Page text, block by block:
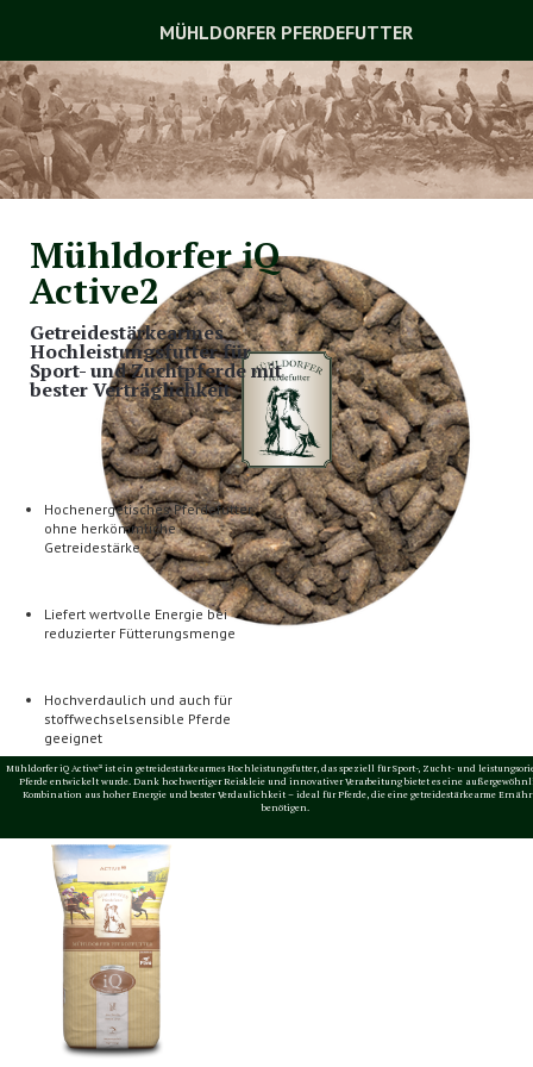
MÜHLDORFER PFERDEFUTTER
Mühldorfer iQ
Active2
Getreidestärkearmes
Hochleistungsfutter für
Sport- und Zuchtpferde mit
bester Verträglichkeit
Hochenergetisches Pferdefutter,
ohne herkömmliche
Getreidestärke
Liefert wertvolle Energie bei
reduzierter Fütterungsmenge
Hochverdaulich und auch für
stoffwechselsensible Pferde
geeignet
Mühldorfer iQ Active² ist ein getreidestärkearmes Hochleistungsfutter, das speziell für Sport-, Zucht- und
Pferde entwickelt wurde. Dank hochwertiger Reiskleie und innovativer Verarbeitung bietet es eine
Kombination aus hoher Energie und bester Verdaulichkeit – ideal für Pferde, die eine getreidestärkearme
benötigen.